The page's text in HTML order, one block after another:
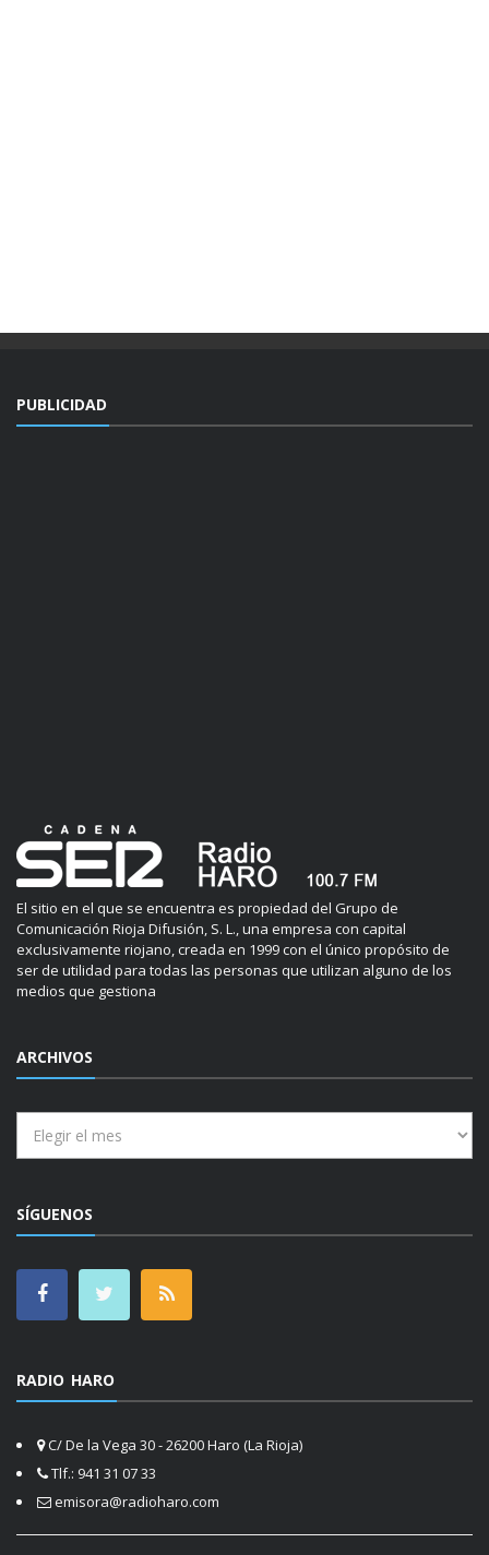
PUBLICIDAD
El sitio en el que se encuentra es propiedad del Grupo de
Comunicación Rioja Difusión, S. L., una empresa con capital
exclusivamente riojano, creada en 1999 con el único propósito de
ser de utilidad para todas las personas que utilizan alguno de los
medios que gestiona
ARCHIVOS
SÍGUENOS
RADIO HARO
C/ De la Vega 30 - 26200 Haro (La Rioja)
Tlf.: 941 31 07 33
emisora@radioharo.com